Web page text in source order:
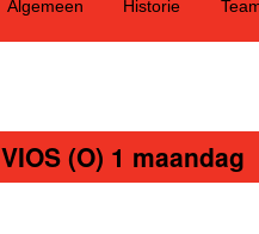
Algemeen Historie
VIOS (O) 1 maandag